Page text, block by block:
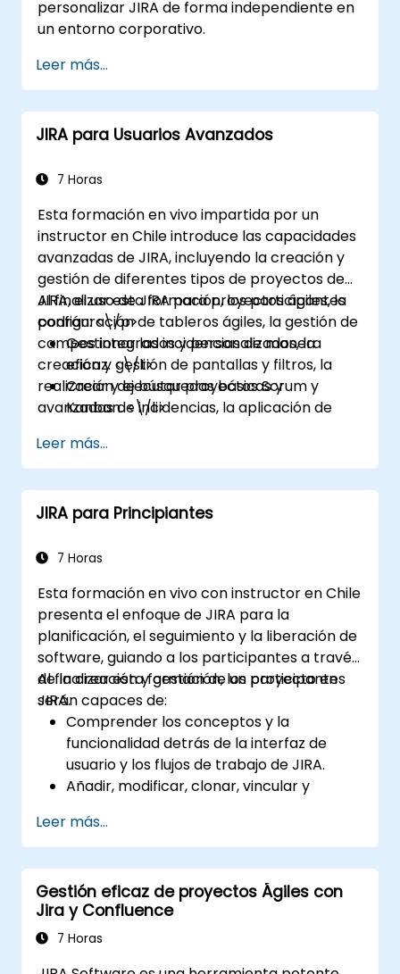
personalizar JIRA de forma independiente en
un entorno corporativo.
Leer más...
JIRA para Usuarios Avanzados
7 Horas
Esta formación en vivo impartida por un
instructor en Chile introduce las capacidades
avanzadas de JIRA, incluyendo la creación y
gestión de diferentes tipos de proyectos de
JIRA, el uso de JIRA para proyectos ágiles, la
configuración de tableros ágiles, la gestión de
campos integrados y personalizados, la
creación y gestión de pantallas y filtros, la
realización de búsquedas básicas y
avanzadas de incidencias, la aplicación de
actualización de flujos de trabajo, la
configuración y aplicación de esquemas de
flujos de trabajo, el análisis y la generación de
informes. <\/p>
Al finalizar esta formación, los participantes
podrán: <\/p>
Gestionar las incidencias de manera
eficaz. <\/li>
Crear y ejecutar proyectos Scrum y
Kanban. <\/li>
Comprender y gestionar procesos
empresariales, flujos de trabajo y
Leer más...
JIRA para Principiantes
7 Horas
Esta formación en vivo con instructor en Chile
presenta el enfoque de JIRA para la
planificación, el seguimiento y la liberación de
software, guiando a los participantes a través
de la creación y gestión de un proyecto en
JIRA.
Al finalizar esta formación, los participantes
serán capaces de:
Comprender los conceptos y la
funcionalidad detrás de la interfaz de
usuario y los flujos de trabajo de JIRA.
Añadir, modificar, clonar, vincular y
Avanzar las incidencias a lo largo de todo
el flujo de trabajo.
Ejecutar búsquedas.
Gestionar y personalizar pantallas y
filtros.
Leer más...
Gestión eficaz de proyectos Ágiles con
Jira y Confluence
7 Horas